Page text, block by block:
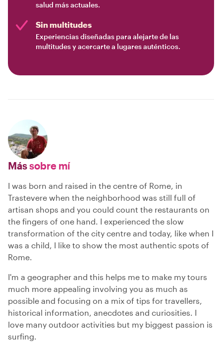
salud más actuales.
Sin multitudes
Experiencias diseñadas para alejarte de las
multitudes y acercarte a lugares auténticos.
Mássobre mí
I was born and raised in the centre of Rome, in
Trastevere when the neighborhood was still full of
artisan shops and you could count the restaurants on
the fingers of one hand. I experienced the slow
transformation of the city centre and today, like when I
was a child, I like to show the most authentic spots of
Rome.
I'm a geographer and this helps me to make my tours
much more appealing involving you as much as
possible and focusing on a mix of tips for travellers,
historical information, anecdotes and curiosities. I
love many outdoor activities but my biggest passion is
surfing.